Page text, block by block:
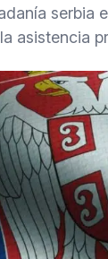
serbia
asistencia